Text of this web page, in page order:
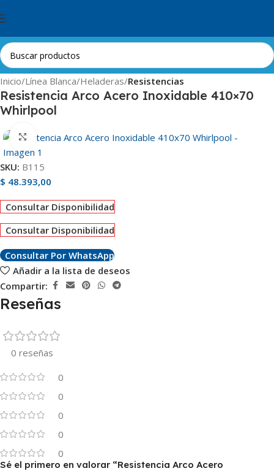
Skip to navigation
Inicio Línea Blanca Heladeras Resistencias
Resistencia Arco Acero Inoxidable 410×70
Whirlpool
Clic para ampliar
SKU: B115
$ 48.393,00
Consultar Disponibilidad
Consultar Disponibilidad
Consultar Por WhatsApp
Añadir a la lista de deseos
Compartir:
Reseñas
0 reseñas
0
0
0
0
0
Sé el primero en valorar “Resistencia Arco Acero